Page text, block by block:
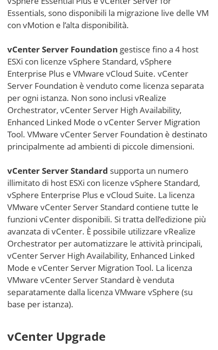
Essentials, sono disponibili la migrazione live delle VM
con vMotion e l’alta disponibilità.
vCenter Server Foundation gestisce fino a 4 host
ESXi con licenze vSphere Standard, vSphere
Enterprise Plus e VMware vCloud Suite. vCenter
Server Foundation è venduto come licenza separata
per ogni istanza. Non sono inclusi vRealize
Orchestrator, vCenter Server High Availability,
Enhanced Linked Mode o vCenter Server Migration
Tool. VMware vCenter Server Foundation è destinato
principalmente ad ambienti di piccole dimensioni.
vCenter Server Standard supporta un numero
illimitato di host ESXi con licenze vSphere Standard,
vSphere Enterprise Plus e vCloud Suite. La licenza
VMware vCenter Server Standard contiene tutte le
funzioni vCenter disponibili. Si tratta dell’edizione più
avanzata di vCenter. È possibile utilizzare vRealize
Orchestrator per automatizzare le attività principali,
vCenter Server High Availability, Enhanced Linked
Mode e vCenter Server Migration Tool. La licenza
VMware vCenter Server Standard è venduta
separatamente dalla licenza VMware vSphere (su
base per istanza).
vCenter Upgrade